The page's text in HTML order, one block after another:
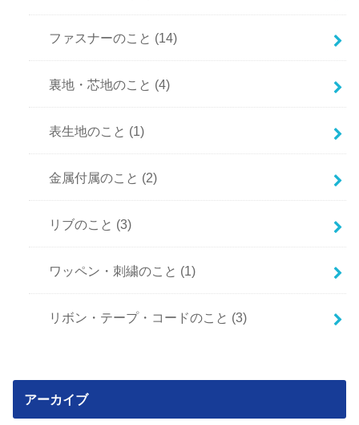
ファスナーのこと (14)
裏地・芯地のこと (4)
表生地のこと (1)
金属付属のこと (2)
リブのこと (3)
ワッペン・刺繍のこと (1)
リボン・テープ・コードのこと (3)
アーカイブ